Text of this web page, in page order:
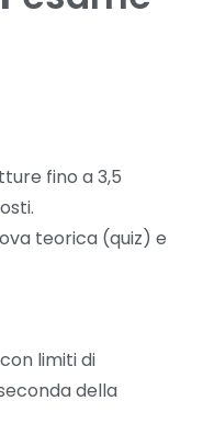
fino a 3,5
teorica (quiz) e
limiti di
della